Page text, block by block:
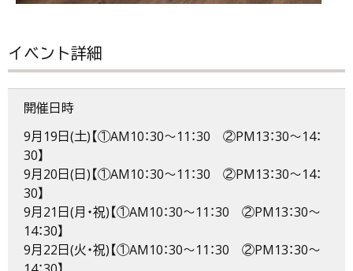
イベント詳細
開催日時
9月19日(土)【①AM10：30～11：30 ②PM13：30～14：
30】
9月20日(日)【①AM10：30～11：30 ②PM13：30～14：
30】
9月21日(月・祝)【①AM10：30～11：30 ②PM13：30～
14：30】
9月22日(火・祝)【①AM10：30～11：30 ②PM13：30～